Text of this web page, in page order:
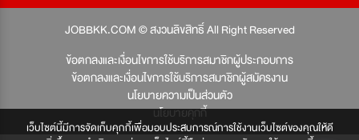
เว็บไซต์นี้มีการจัดเก็บคุกกี้เพื่อมอบประสบการณ์การใช้งานเว็บไซต์ของคุณให้ดี
JOBBKK.COM © สงวนลิขสิทธิ์ All Right Reserved
ข้อตกลงและเงื่อนไขการใช้บริการสมาชิกผู้ประกอบการ
ข้อตกลงและเงื่อนไขการใช้บริการสมาชิกผู้สมัครงาน
นโยบายความเป็นส่วนตัว
นโยบายคุกกี้